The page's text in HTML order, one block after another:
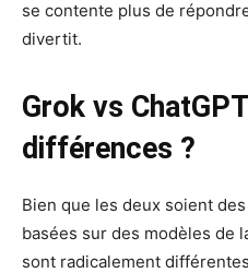
se contente plus de
divertit.
Grok vs
différences ?
Bien que les deux soient
basées sur des modèles de
sont radicalement